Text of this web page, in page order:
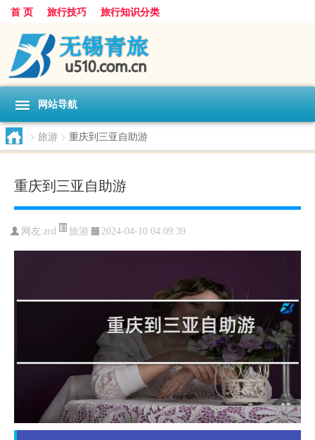
首 页 旅行技巧 旅行知识分类
网站导航
> 旅游 > 重庆到三亚自助游
重庆到三亚自助游
网友:zrd 旅游 2024-04-10 04:09:39